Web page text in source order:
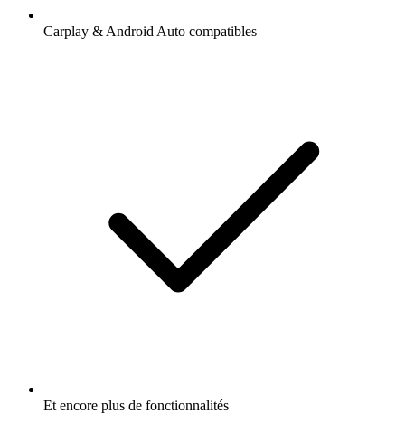
Carplay & Android Auto compatibles
Et encore plus de fonctionnalités